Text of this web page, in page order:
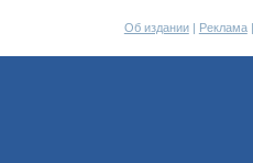
Об издании Реклама